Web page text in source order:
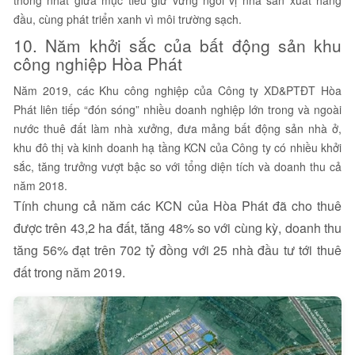
đầu, cùng phát triển xanh vì môi trường sạch.
10. Năm khởi sắc của bất động sản khu
công nghiệp Hòa Phát
Năm 2019, các Khu công nghiệp của Công ty XD&PTĐT Hòa
Phát liên tiếp “đón sóng” nhiều doanh nghiệp lớn trong và ngoài
nước thuê đất làm nhà xưởng, đưa mảng bất động sản nhà ở,
khu đô thị và kinh doanh hạ tầng KCN của Công ty có nhiều khởi
sắc, tăng trưởng vượt bậc so với tổng diện tích và doanh thu cả
năm 2018.
Tính chung cả năm các KCN của Hòa Phát đã cho thuê
được trên 43,2 ha đất, tăng 48% so với cùng kỳ, doanh thu
tăng 56% đạt trên 702 tỷ đồng với 25 nhà đầu tư tới thuê
đất trong năm 2019.